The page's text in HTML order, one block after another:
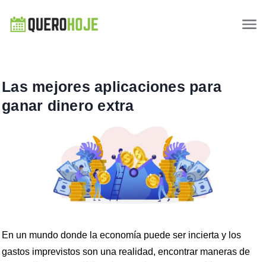
Las mejores aplicaciones para
ganar dinero extra
En un mundo donde la economía puede ser incierta y los
gastos imprevistos son una realidad, encontrar maneras de